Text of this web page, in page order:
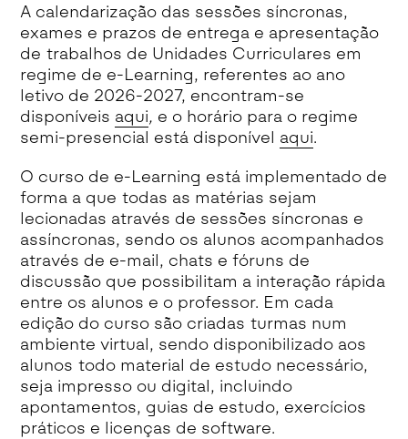
A calendarização das sessões síncronas,
exames e prazos de entrega e apresentação
de trabalhos de Unidades Curriculares em
regime de e-Learning, referentes ao ano
letivo de 2026-2027, encontram-se
disponíveis aqui, e o horário para o regime
semi-presencial está disponível aqui.
O curso de e-Learning está implementado de
forma a que todas as matérias sejam
lecionadas através de sessões síncronas e
assíncronas, sendo os alunos acompanhados
através de e-mail, chats e fóruns de
discussão que possibilitam a interação rápida
entre os alunos e o professor. Em cada
edição do curso são criadas turmas num
ambiente virtual, sendo disponibilizado aos
alunos todo material de estudo necessário,
seja impresso ou digital, incluindo
apontamentos, guias de estudo, exercícios
práticos e licenças de software.